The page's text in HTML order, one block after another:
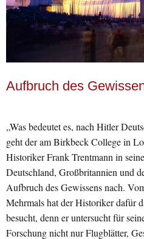
Aufbruch des
„Was bedeutet es, nach Hitler
geht der am Birkbeck College in
Historiker Frank Trentmann in
Deutschland, Großbritannien und
Aufbruch des Gewissens nach.
Mehrmals hat der Historiker dafür
besucht, denn er untersucht für
Forschung nicht nur Flugblätter,